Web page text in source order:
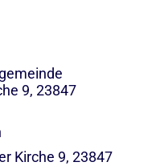
9, 23847
Kirche 9, 23847